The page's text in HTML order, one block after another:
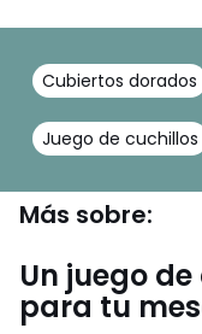
Cubiertos dorados
Juego de cuchillos
Más sobre:
Un juego
para tu